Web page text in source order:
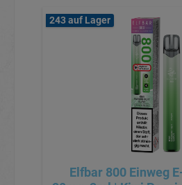
243 auf Lager
Elfbar 800 Einweg